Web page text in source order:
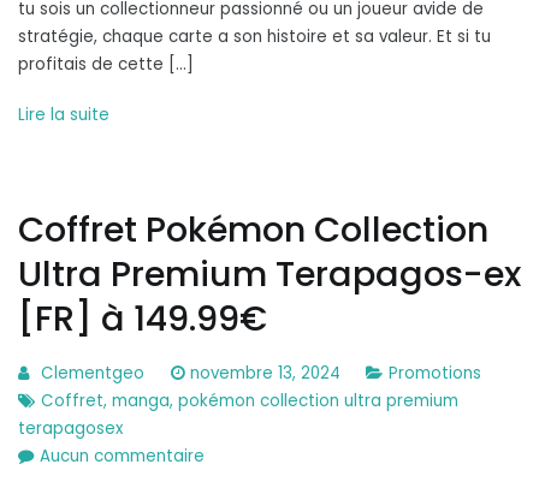
[FR]
à
tu sois un collectionneur passionné ou un joueur avide de
stratégie, chaque carte a son histoire et sa valeur. Et si tu
profitais de cette […]
Lire la suite
Coffret Pokémon Collection
Ultra Premium Terapagos-ex
[FR] à 149.99€
Clementgeo novembre 13, 2024
Promotions
Coffret, manga, pokémon collection ultra premium
terapagosex
Aucun commentaire